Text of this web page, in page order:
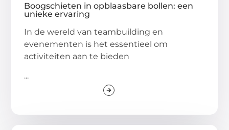
Boogschieten in opblaasbare bollen: een
unieke ervaring
In de wereld van teambuilding en
evenementen is het essentieel om
activiteiten aan te bieden
...